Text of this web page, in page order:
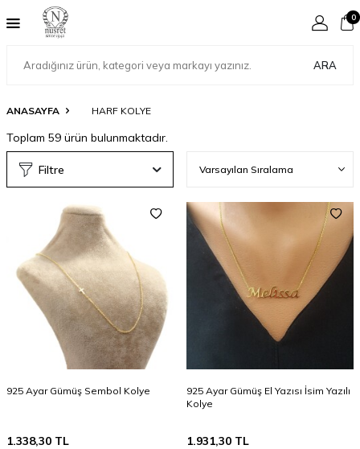
ARA
0
ANASAYFA HARF KOLYE
Toplam 59 ürün bulunmaktadır.
Filtre
925 Ayar Gümüş Sembol Kolye
1.338,30 TL
925 Ayar Gümüş El Yazısı İsim Yazılı
Kolye
1.931,30 TL